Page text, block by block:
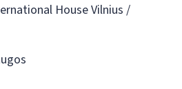
House Vilnius /